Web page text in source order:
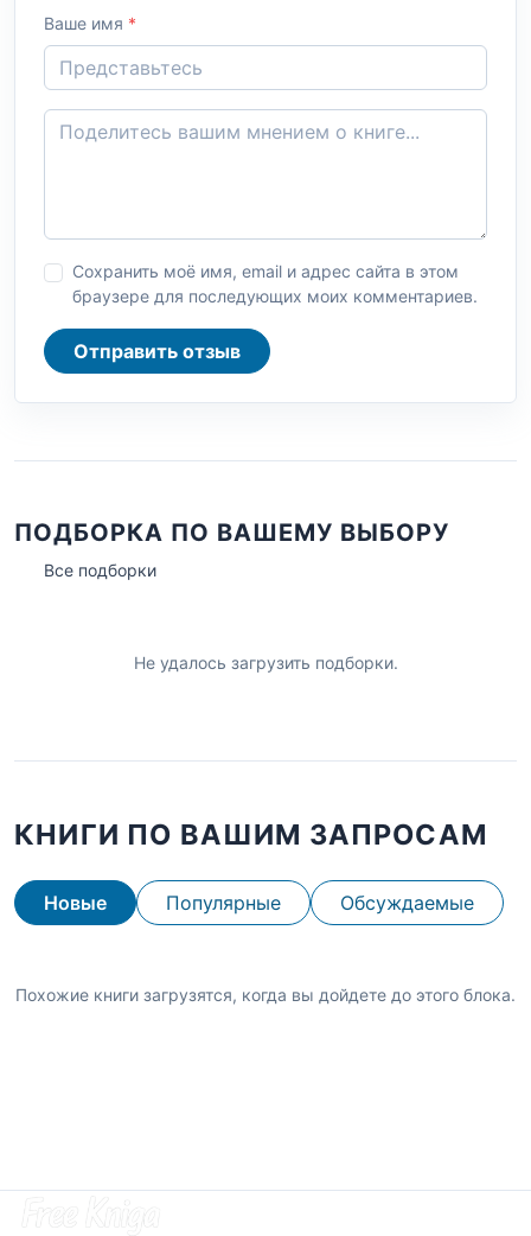
Ваше имя *
Сохранить моё имя, email и адрес сайта в этом
браузере для последующих моих комментариев.
Отправить отзыв
ПОДБОРКА ПО ВАШЕМУ ВЫБОРУ
Все подборки
Не удалось загрузить подборки.
КНИГИ ПО ВАШИМ ЗАПРОСАМ
Новые Популярные Обсуждаемые
Похожие книги загрузятся, когда вы дойдете до этого блока.